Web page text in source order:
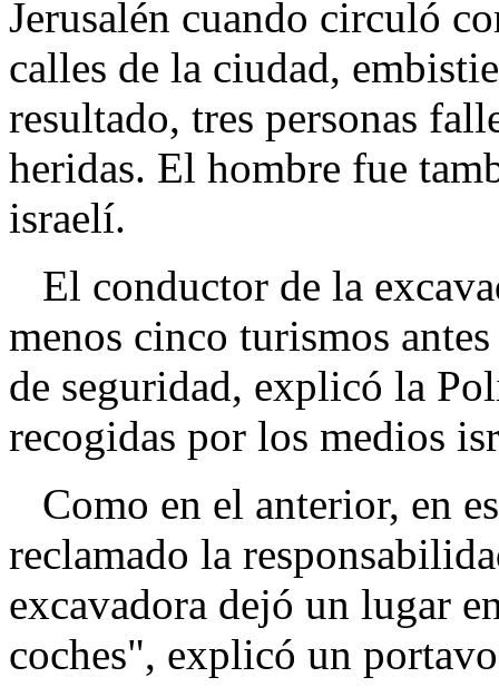
Jerusalén cuando circuló
calles de la ciudad,
resultado, tres personas
heridas. El hombre fue
israelí.
El conductor de la
menos cinco turismos
de seguridad, explicó la
recogidas por los medios
Como en el anterior, en
reclamado la
excavadora dejó un lugar
coches", explicó un